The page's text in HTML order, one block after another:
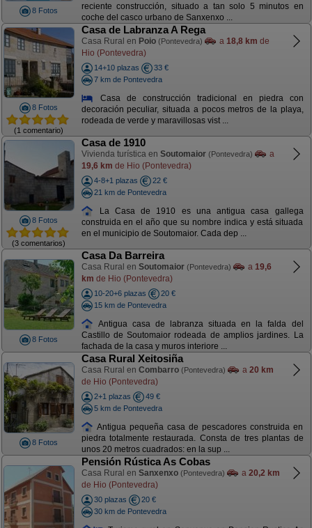
8 Fotos
reciente construcción, situado a tan solo 5 minutos en
coche del casco urbano de Sanxenxo ...
8 Fotos
(1 comentario)
Casa de Labranza A Rega
Casa Rural en Poio (Pontevedra) a 18,8 km de
Hio (Pontevedra)
14+10 plazas
33 €
7 km de Pontevedra
Casa de construcción tradicional en piedra con
decoración peculiar, situada a pocos metros de la playa,
rodeada de verde y maravillosas vist ...
8 Fotos
(3 comentarios)
Casa de 1910
Vivienda turística en Soutomaior (Pontevedra)
a
19,6 km de Hio (Pontevedra)
4-8+1 plazas
22 €
21 km de Pontevedra
La Casa de 1910 es una antigua casa gallega
construida en el año que su nombre indica y está situada
en el municipio de Soutomaior. Cada dep ...
8 Fotos
Casa Da Barreira
Casa Rural en Soutomaior (Pontevedra) a 19,6
km de Hio (Pontevedra)
10-20+6 plazas
20 €
15 km de Pontevedra
Antigua casa de labranza situada en la falda del
Castillo de Soutomaior rodeada de amplios jardines. La
fachada de la casa y muros interiore ...
8 Fotos
Casa Rural Xeitosiña
Casa Rural en Combarro (Pontevedra) a 20 km
de Hio (Pontevedra)
2+1 plazas
49 €
5 km de Pontevedra
Antigua pequeña casa de pescadores construida en
piedra totalmente restaurada. Consta de tres plantas de
unos 20 metros cuadrados: en la sup ...
Pensión Rústica As Cobas
Casa Rural en Sanxenxo (Pontevedra) a 20,2 km
de Hio (Pontevedra)
30 plazas
20 €
30 km de Pontevedra